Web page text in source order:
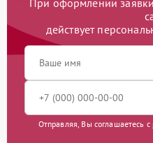
При оформлении
действует
Отправляя, Вы соглашаетесь с